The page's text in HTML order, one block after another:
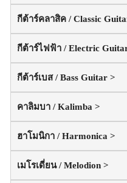
กีต้าร์คลาสิค / Classic
กีต้าร์ไฟฟ้า / Electric
กีต้าร์เบส / Bass Guitar >
คาลิมบา / Kalimba >
ฮาโมนิกา / Harmonica >
เมโรเดี่ยน / Melodion >